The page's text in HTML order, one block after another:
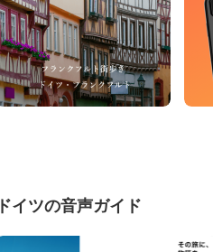
ドイツの音声ガイド